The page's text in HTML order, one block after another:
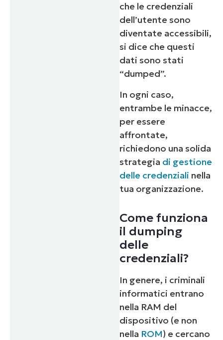
che le credenziali
dell’utente sono
diventate accessibili,
si dice che questi
dati sono stati
“dumped”.
In ogni caso,
entrambe le minacce,
per essere
affrontate,
richiedono una solida
strategia di gestione
delle credenziali nella
tua organizzazione.
Come funziona
il dumping
delle
credenziali?
In genere, i criminali
informatici entrano
nella RAM del
dispositivo (e non
nella ROM) e cercano